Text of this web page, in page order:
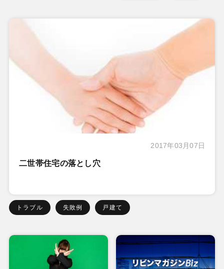
2017年03月07日
二世帯住宅の落とし穴
トラブル 失敗例 戸建て